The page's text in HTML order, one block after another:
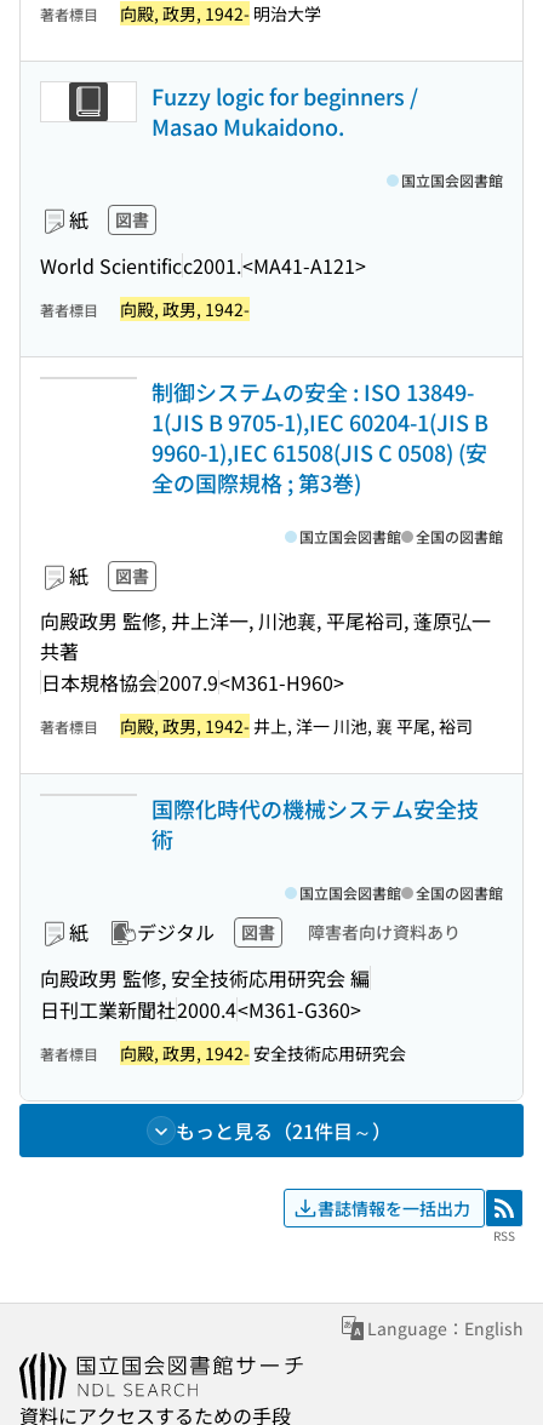
著者標目 向殿, 政男, 1942- 明治大学
Fuzzy logic for beginners /
Masao Mukaidono.
紙 図書
World Scientificc2001.<MA41-A121>
国立国会図書館
著者標目 向殿, 政男, 1942-
制御システムの安全 : ISO 13849-
1(JIS B 9705-1),IEC 60204-1(JIS B
9960-1),IEC 61508(JIS C 0508) (安
全の国際規格 ; 第3巻)
紙 図書
向殿政男 監修, 井上洋一, 川池襄, 平尾裕司, 蓬原弘一
共著
日本規格協会2007.9<M361-H960>
国立国会図書館 全国の図書館
著者標目 向殿, 政男, 1942- 井上, 洋一 川池, 襄 平尾, 裕司
国際化時代の機械システム安全技
術
紙 デジタル 図書 障害者向け資料あり
向殿政男 監修, 安全技術応用研究会 編
日刊工業新聞社2000.4<M361-G360>
国立国会図書館 全国の図書館
著者標目 向殿, 政男, 1942-安全技術応用研究会
もっと見る（21件目～）
書誌情報を一括出力 RSS
RSS
Language：English
資料にアクセスするための手段